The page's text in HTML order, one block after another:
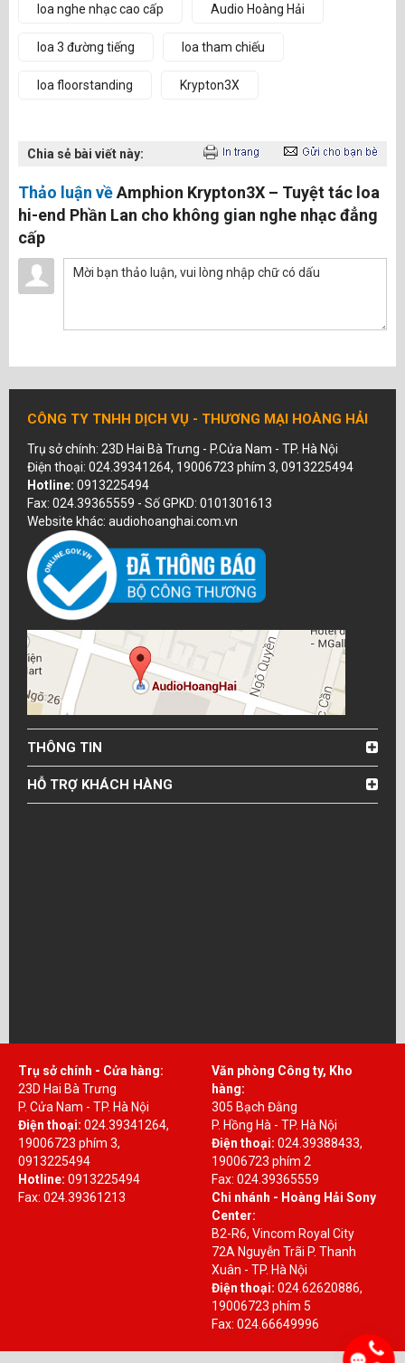
loa nghe nhạc cao cấp Audio Hoàng Hải
loa 3 đường tiếng loa tham chiếu
loa floorstanding Krypton3X
Chia sẻ bài viết này:
Thảo luận vềAmphion Krypton3X – Tuyệt tác loa
hi-end Phần Lan cho không gian nghe nhạc đẳng
cấp
CÔNG TY TNHH DỊCH VỤ - THƯƠNG MẠI HOÀNG HẢI
Trụ sở chính: 23D Hai Bà Trưng - P.Cửa Nam - TP. Hà Nội
Điện thoại: 024.39341264, 19006723 phím 3, 0913225494
Hotline: 0913225494
Fax: 024.39365559 - Số GPKD: 0101301613
Website khác: audiohoanghai.com.vn
THÔNG TIN
HỖ TRỢ KHÁCH HÀNG
Trụ sở chính - Cửa hàng:
23D Hai Bà Trưng
P. Cửa Nam - TP. Hà Nội
Điện thoại: 024.39341264,
19006723 phím 3,
0913225494
Hotline: 0913225494
Fax: 024.39361213
Văn phòng Công ty, Kho
hàng:
305 Bạch Đằng
P. Hồng Hà - TP. Hà Nội
Điện thoại: 024.39388433,
19006723 phím 2
Fax: 024.39365559
Chi nhánh - Hoàng Hải Sony
Center:
B2-R6, Vincom Royal City
72A Nguyễn Trãi P. Thanh
Xuân - TP. Hà Nội
Điện thoại: 024.62620886,
19006723 phím 5
Fax: 024.66649996